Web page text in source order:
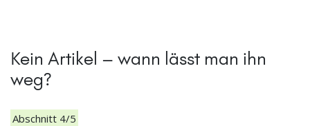
Kein Artikel – wann lässt man ihn
weg?
Abschnitt 4/5